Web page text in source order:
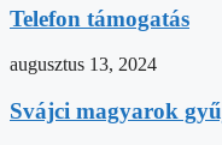
Telefon támogatás
augusztus 13, 2024
Svájci magyarok